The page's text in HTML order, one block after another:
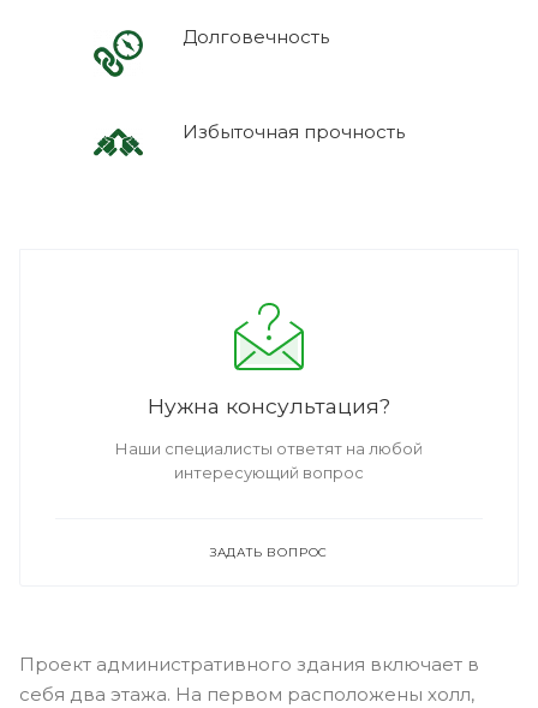
Долговечность
Избыточная прочность
Нужна консультация?
Наши специалисты ответят на любой
интересующий вопрос
ЗАДАТЬ ВОПРОС
Проект административного здания включает в
себя два этажа. На первом расположены холл,